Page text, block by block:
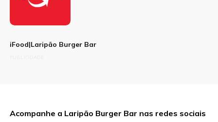
iFood|Laripão Burger Bar
Acompanhe a Laripão Burger Bar nas redes sociais